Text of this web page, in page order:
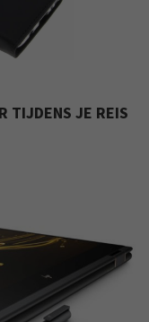
TIJDENS JE REIS